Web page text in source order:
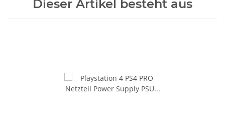
Dieser Artikel besteht aus